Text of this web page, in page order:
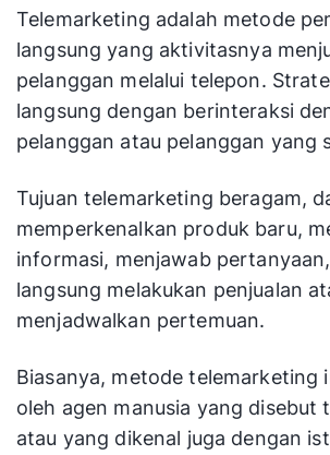
Telemarketing adalah metode
langsung yang aktivitasnya
pelanggan melalui telepon.
langsung dengan berinteraksi
pelanggan atau pelanggan yang
Tujuan telemarketing beragam,
memperkenalkan produk baru,
informasi, menjawab
langsung melakukan penjualan
menjadwalkan pertemuan.
Biasanya, metode telemarketing
oleh agen manusia yang disebut
atau yang dikenal juga dengan